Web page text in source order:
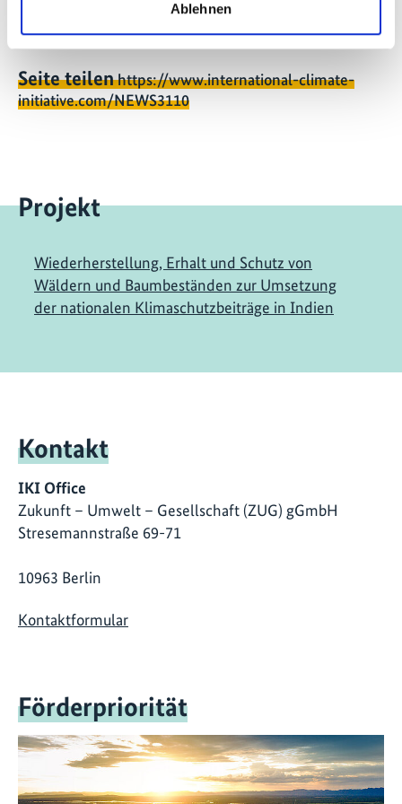
Ablehnen
Seite teilenhttps://www.international-climate-
initiative.com/NEWS3110
Projekt
Wiederherstellung, Erhalt und Schutz von
Wäldern und Baumbeständen zur Umsetzung
der nationalen Klimaschutzbeiträge in Indien
Kontakt
IKI Office
Zukunft – Umwelt – Gesellschaft (ZUG) gGmbH
Stresemannstraße 69-71
10963 Berlin
Kontaktformular
Förderpriorität